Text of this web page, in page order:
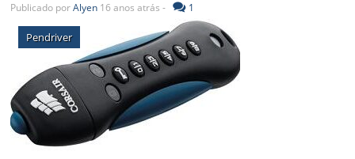
Publicado porAlyen 16 anos atrás - 1
Pendriver